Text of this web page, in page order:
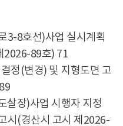
3-8호선)사업 실시계획
2026-89호) 71
정(변경) 및 지형도면 고
살장)사업 시행자 지정
시(경산시 고시 제2026-